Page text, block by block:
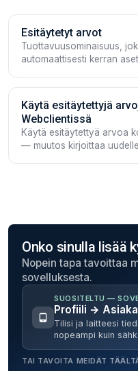
Esitäytetyt arvot
Tuottavuusominaisuus,
automaattisesti kerran
Androidilla ja
Käytä esitäytettyjä
Webclientissä
Käytä esitäytettyä arvoa
— muutos kirjoittaa
Onko sinulla lisää
Nopein tapa tavoittaa
sovelluksesta.
SUOSITELTU —
Profiili →
Tilisi ja laitteesi
nopeampi kuin
TAI TAVOITA MEIDÄT